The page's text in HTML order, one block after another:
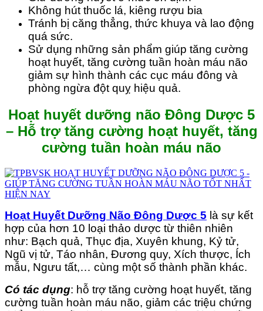
Không hút thuốc lá, kiêng rượu bia
Tránh bị căng thẳng, thức khuya và lao động
quá sức.
Sử dụng những sản phẩm giúp tăng cường
hoạt huyết, tăng cường tuần hoàn máu não
giảm sự hình thành các cục máu đông và
phòng ngừa đột quỵ hiệu quả.
Hoạt huyết dưỡng não Đông Dược 5
– Hỗ trợ tăng cường hoạt huyết, tăng
cường tuần hoàn máu não
Hoạt Huyết Dưỡng Não Đông Dược 5 là sự kết
hợp của hơn 10 loại thảo dược từ thiên nhiên
như: Bạch quả, Thục địa, Xuyên khung, Kỷ tử,
Ngũ vị tử, Táo nhân, Đương quy, Xích thược, Ích
mẫu, Ngưu tất,… cùng một số thành phần khác.
Có tác dụng: hỗ trợ tăng cường hoạt huyết, tăng
cường tuần hoàn máu não, giảm các triệu chứng